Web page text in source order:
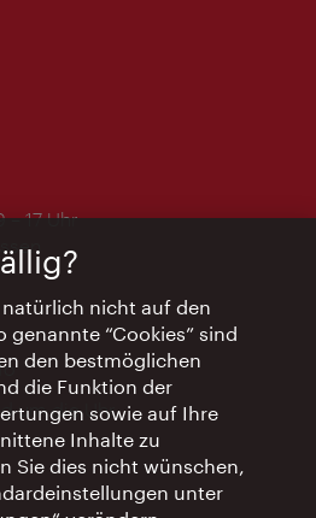
17 Uhr
um die Uhr
nicht auf den
genannte “Cookies” sind
den bestmöglichen
die Funktion der
sowie auf Ihre
Inhalte zu
Sie dies nicht wünschen,
unter